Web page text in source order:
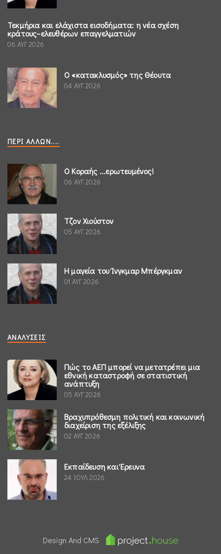
Τεκμήρια και ελάχιστα εισοδήματα: η νέα σχέση
κράτους–ελευθέρων επαγγελματιών
06 ΑΥΓ 2026
Ο «κατακλυσμός» της Θέουτα
04 ΑΥΓ 2026
ΠΕΡΊ ΆΛΛΩΝ....
Ο Κοραής ...ερωτευμένος!
06 ΑΥΓ 2026
Τζον Χιούστον
05 ΑΥΓ 2026
Η μαγεία του Ίνγκμαρ Μπέργκμαν
01 ΑΥΓ 2026
ΑΝΑΛΎΣΕΙΣ
Πώς το ΑΕΠ μπορεί να μετατρέπει μια
εθνική καταστροφή σε στατιστική
ανάπτυξη
05 ΑΥΓ 2026
Βραχυπρόθεσμη πολιτική και κοινωνική
διαχείριση της εξέλιξης
02 ΑΥΓ 2026
Εκπαίδευση και Έρευνα
24 ΙΟΥΛ 2026
Design And CMS